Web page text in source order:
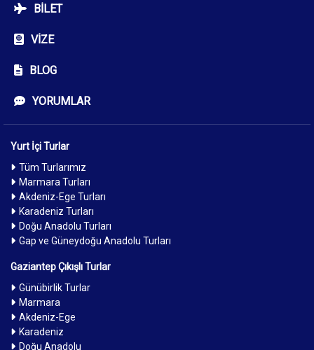
BILET
VIZE
BLOG
YORUMLAR
Yurt İçi Turlar
Tüm Turlarımız
Marmara Turları
Akdeniz-Ege Turları
Karadeniz Turları
Doğu Anadolu Turları
Gap ve Güneydoğu Anadolu Turları
Gaziantep Çıkışlı Turlar
Günübirlik Turlar
Marmara
Akdeniz-Ege
Karadeniz
Doğu Anadolu